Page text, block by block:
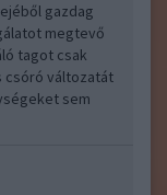
gazdag
megtevő
tagot csak
csóró változatát
sem